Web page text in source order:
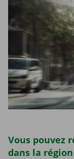
Vous pouvez
dans la